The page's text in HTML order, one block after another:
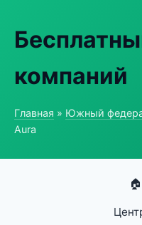
компаний
Главная » Южный
Aura